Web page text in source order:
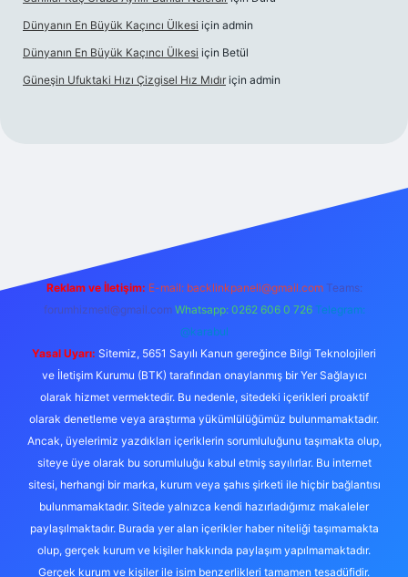
Dünyanın En Büyük Kaçıncı Ülkesi için admin
Dünyanın En Büyük Kaçıncı Ülkesi için Betül
Güneşin Ufuktaki Hızı Çizgisel Hız Mıdır için admin
Reklam ve İletişim: E-mail: backlinkpaneli@gmail.com Teams:
forumhizmeti@gmail.com Whatsapp: 0262 606 0 726 Telegram:
@karabul
Yasal Uyarı: Sitemiz, 5651 Sayılı Kanun gereğince Bilgi Teknolojileri
ve İletişim Kurumu (BTK) tarafından onaylanmış bir Yer Sağlayıcı
olarak hizmet vermektedir. Bu nedenle, sitedeki içerikleri proaktif
olarak denetleme veya araştırma yükümlülüğümüz bulunmamaktadır.
Ancak, üyelerimiz yazdıkları içeriklerin sorumluluğunu taşımakta olup,
siteye üye olarak bu sorumluluğu kabul etmiş sayılırlar. Bu internet
sitesi, herhangi bir marka, kurum veya şahıs şirketi ile hiçbir bağlantısı
bulunmamaktadır. Sitede yalnızca kendi hazırladığımız makaleler
paylaşılmaktadır. Burada yer alan içerikler haber niteliği taşımamakta
olup, gerçek kurum ve kişiler hakkında paylaşım yapılmamaktadır.
Gerçek kurum ve kişiler ile isim benzerlikleri tamamen tesadüfidir.